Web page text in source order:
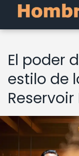
El poder
estilo de
Reservoir